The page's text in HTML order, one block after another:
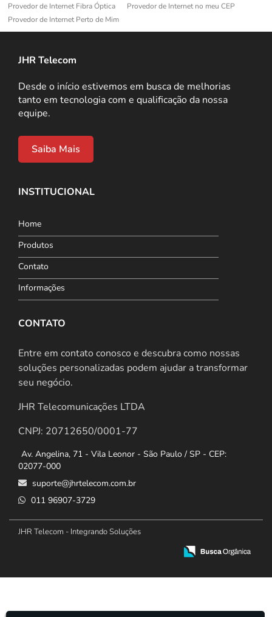
Provedor de Internet Fibra Óptica
Provedor de Internet no meu CEP
Provedor de Internet Perto de Mim
JHR Telecom
Desde o início estivemos em busca de melhorias
tanto em tecnologia com e qualificação da nossa
equipe.
Saiba Mais
INSTITUCIONAL
Home
Produtos
Contato
Informações
CONTATO
Entre em contato conosco e descubra como nossas
soluções personalizadas podem ajudar a transformar
seu negócio.
JHR Telecomunicações LTDA
CNPJ: 20712650/0001-77
Av. Angelina, 71 - Vila Leonor - São Paulo / SP - CEP:
02077-000
suporte@jhrtelecom.com.br
011 96907-3729
JHR Telecom - Integrando Soluções